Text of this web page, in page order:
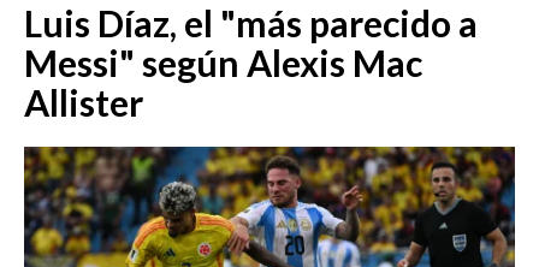
EMISIÓN 12:30 PM
EMISIÓN 11:30 PM
Luis Díaz, el "más parecido a
Messi" según Alexis Mac
Allister